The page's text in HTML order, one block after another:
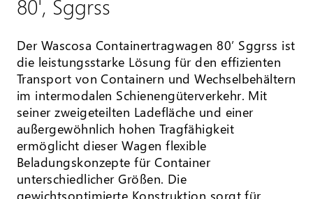
80', Sggrss
Der Wascosa Containertragwagen 80’ Sggrss ist
die leistungsstarke Lösung für den effizienten
Transport von Containern und Wechselbehältern
im intermodalen Schienengüterverkehr. Mit
seiner zweigeteilten Ladefläche und einer
außergewöhnlich hohen Tragfähigkeit
ermöglicht dieser Wagen flexible
Beladungskonzepte für Container
unterschiedlicher Größen. Die
gewichtsoptimierte Konstruktion sorgt für